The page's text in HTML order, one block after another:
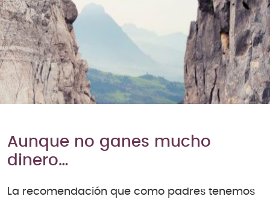
Aunque no ganes mucho
dinero…
La recomendación que como padres tenemos